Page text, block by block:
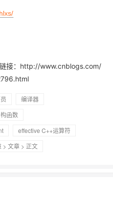
接：http://www.cnblogs.com/
编译器
函数
effective C++运算符
> 文章 > 正文